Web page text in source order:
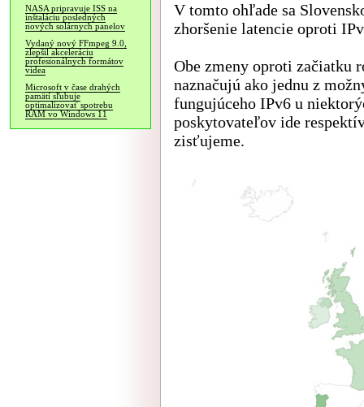
NASA pripravuje ISS na
inštaláciu posledných
nových solárnych panelov
Vydaný nový FFmpeg 9.0,
zlepšil akceleráciu
profesionálnych formátov
videa
Microsoft v čase drahých
pamätí sľubuje
optimalizovať spotrebu
RAM vo Windows 11
V tomto ohľade sa
zhoršenie latencie oproti
Obe zmeny oproti začiatku
naznačujú ako jednu z
fungujúceho IPv6 u
poskytovateľov ide
zisťujeme.